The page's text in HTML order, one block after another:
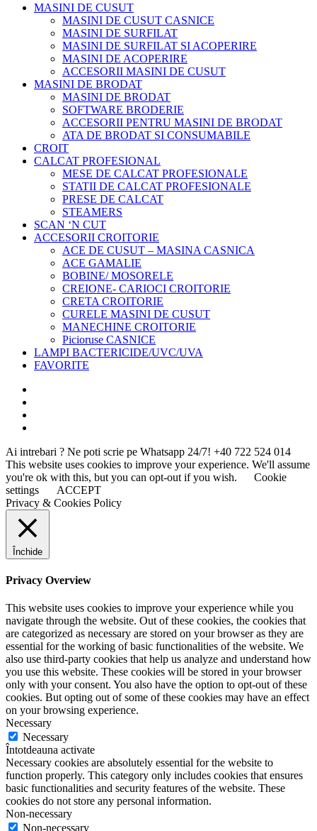
MASINI DE CUSUT
MASINI DE CUSUT CASNICE
MASINI DE SURFILAT
MASINI DE SURFILAT SI ACOPERIRE
MASINI DE ACOPERIRE
ACCESORII MASINI DE CUSUT
MASINI DE BRODAT
MASINI DE BRODAT
SOFTWARE BRODERIE
ACCESORII PENTRU MASINI DE BRODAT
ATA DE BRODAT SI CONSUMABILE
CROIT
CALCAT PROFESIONAL
MESE DE CALCAT PROFESIONALE
STATII DE CALCAT PROFESIONALE
PRESE DE CALCAT
STEAMERS
SCAN ‘N CUT
ACCESORII CROITORIE
ACE DE CUSUT – MASINA CASNICA
ACE GAMALIE
BOBINE/ MOSORELE
CREIONE- CARIOCI CROITORIE
CRETA CROITORIE
CURELE MASINI DE CUSUT
MANECHINE CROITORIE
Picioruse CASNICE
LAMPI BACTERICIDE/UVC/UVA
FAVORITE
Ai intrebari ? Ne poti scrie pe Whatsapp 24/7! +40 722 524 014
This website uses cookies to improve your experience. We'll assume
you're ok with this, but you can opt-out if you wish.
Cookie
settings
ACCEPT
Privacy & Cookies Policy
Închide
Privacy Overview
This website uses cookies to improve your experience while you
navigate through the website. Out of these cookies, the cookies that
are categorized as necessary are stored on your browser as they are
essential for the working of basic functionalities of the website. We
also use third-party cookies that help us analyze and understand how
you use this website. These cookies will be stored in your browser
only with your consent. You also have the option to opt-out of these
cookies. But opting out of some of these cookies may have an effect
on your browsing experience.
Necessary
Necessary
Întotdeauna activate
Necessary cookies are absolutely essential for the website to
function properly. This category only includes cookies that ensures
basic functionalities and security features of the website. These
cookies do not store any personal information.
Non-necessary
Non-necessary